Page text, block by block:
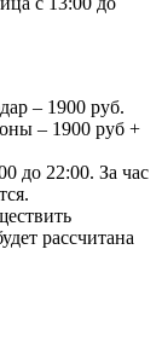
– 1900 руб.
– 1900 руб +
до 22:00. За час
рассчитана